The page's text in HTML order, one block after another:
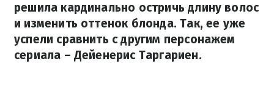
решила кардинально остричь длину волос
и изменить оттенок блонда. Так, ее уже
успели сравнить с другим персонажем
сериала – Дейенерис Таргариен.